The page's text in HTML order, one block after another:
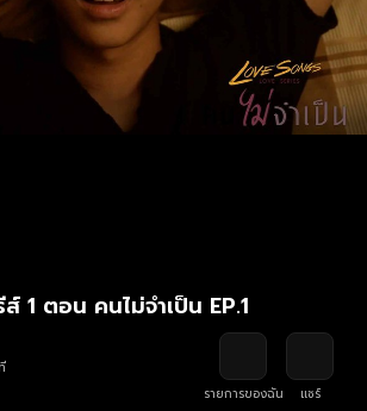
1 ตอน คนไม่จำเป็น EP.1
รายการของฉัน
แชร์